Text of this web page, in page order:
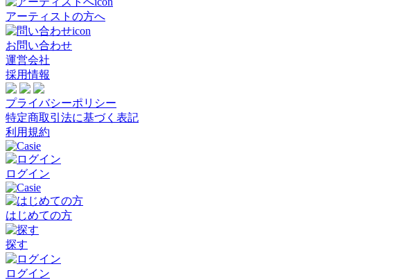
アーティストの方へ
お問い合わせ
運営会社
採用情報
プライバシーポリシー
特定商取引法に基づく表記
利用規約
ログイン
はじめての方
探す
ログイン